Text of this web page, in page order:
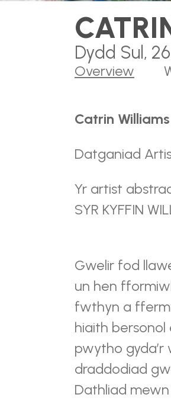
Dydd Sul,
Overview
Catrin
Datganiad
Yr artist
SYR KYFFIN
Gwelir fod
un hen
fwthyn a
hiaith bersonol
pwytho
draddodiad
Dathliad